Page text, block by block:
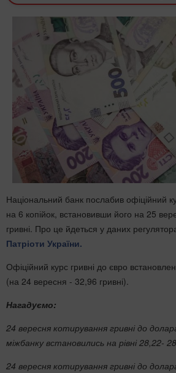
Національний банк послабив офіційний
на 6 копійок, встановивши його на 25
гривні. Про це йдеться у даних
Патріоти України.
Офіційний курс гривні до євро
(на 24 вересня - 32,96 гривні).
Нагадуємо:
24 вересня котирування гривні до
міжбанку встановились на рівні 28,22-
24 вересня котирування гривні до